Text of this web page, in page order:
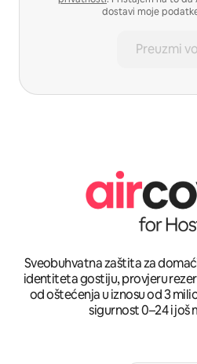
dostavi moje
Preuzmi
Sveobuhvatna zaštita za
identiteta gostiju, provjeru
od oštećenja u iznosu od 3
sigurnost 0–24 i još